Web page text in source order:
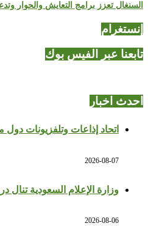
السنغال تعزز برامج التعايش والحوار
إنستغرام
تابعنا عبر الفيس بوك
احدث اخبار
اتحاد إذاعات وتلفزيونات
2026-08-07
وزارة الإعلام السعودية تنال
2026-08-06